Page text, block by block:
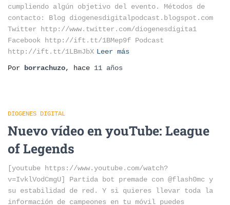
cumpliendo algún objetivo del evento. Métodos de
contacto: Blog diogenesdigitalpodcast.blogspot.com
Twitter http://www.twitter.com/diogenesdigita1
Facebook http://ift.tt/1BMep9f Podcast
http://ift.tt/1LBmJbX Leer más
Por
borrachuzo, hace 11 años
DIOGENES DIGITAL
Nuevo vídeo en youTube: League
of Legends
[youtube https://www.youtube.com/watch?
v=IvklVodCmgU] Partida bot premade con @flash0mc y
su estabilidad de red. Y si quieres llevar toda la
información de campeones en tu móvil puedes